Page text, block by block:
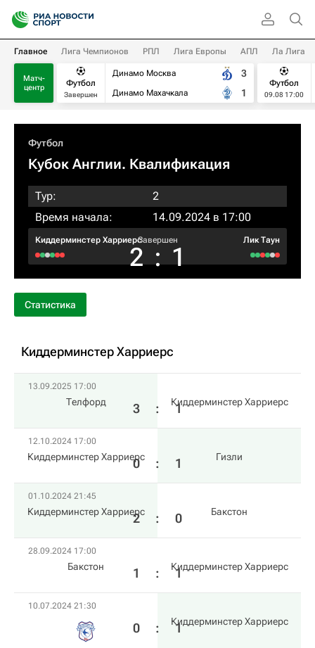
Главное Лига Чемпионов РПЛ Лига Европы АПЛ Ла Лига
Матч-
центр
Футбол
Завершен
Динамо Москва
Динамо Махачкала
3
1
Футбол
09.08 17:00
Футбол
Кубок Англии. Квалификация
Тур:
2
Время начала:
14.09.2024 в 17:00
Киддерминстер ХарриерсЗавершен
2 : 1
Лик Таун
Статистика
Киддерминстер Харриерс
13.09.2025 17:00
Телфорд 3 : 1
Киддерминстер Харриерс
12.10.2024 17:00
Киддерминстер Харриерс
0 : 1 Гизли
01.10.2024 21:45
Киддерминстер Харриерс
2 : 0 Бакстон
28.09.2024 17:00
Бакстон 1 : 1
Киддерминстер Харриерс
10.07.2024 21:30
0 : 1
Киддерминстер Харриерс